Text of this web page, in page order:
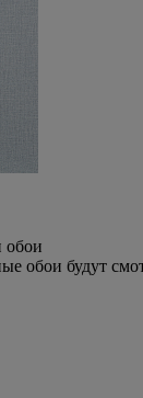
обои
обои будут